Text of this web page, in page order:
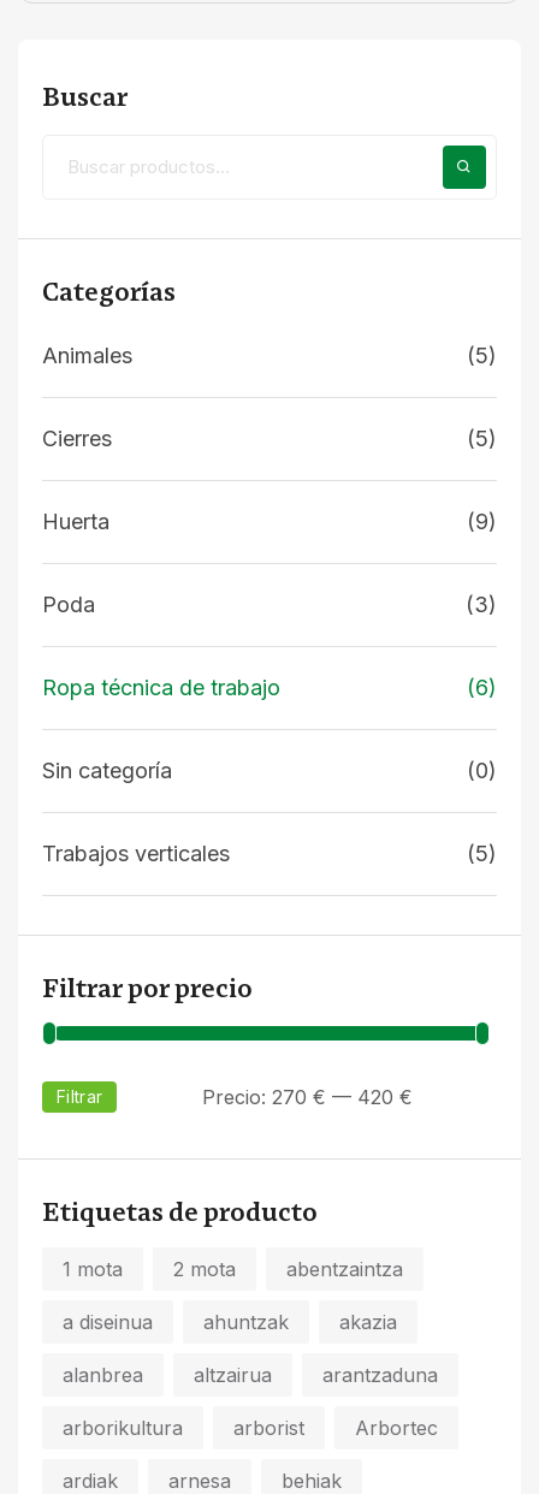
Buscar
Categorías
Animales (5)
Cierres (5)
Huerta (9)
Poda (3)
Ropa técnica de trabajo (6)
Sin categoría (0)
Trabajos verticales (5)
Filtrar por precio
Filtrar Precio: 270 € — 420 €
Etiquetas de producto
1 mota 2 mota abentzaintza
a diseinua ahuntzak akazia
alanbrea altzairua arantzaduna
arborikultura arborist Arbortec
ardiak arnesa behiak